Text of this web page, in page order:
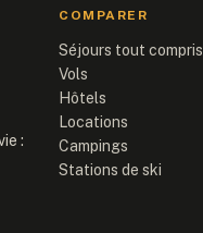
:
COMPARER
Séjours tout compris
Vols
Hôtels
Locations
Campings
Stations de ski